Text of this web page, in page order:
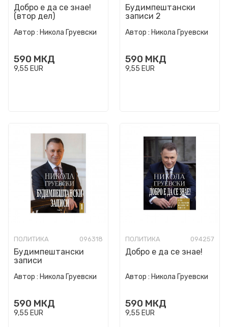
Добро е да се знае!
(втор дел)
Автор : Никола Груевски
590 МКД
9,55 EUR
Будимпештански
записи 2
Автор : Никола Груевски
590 МКД
9,55 EUR
ПОЛИТИКА 096318
Будимпештански
записи
Автор : Никола Груевски
590 МКД
9,55 EUR
ПОЛИТИКА 094257
Добро е да се знае!
Автор : Никола Груевски
590 МКД
9,55 EUR